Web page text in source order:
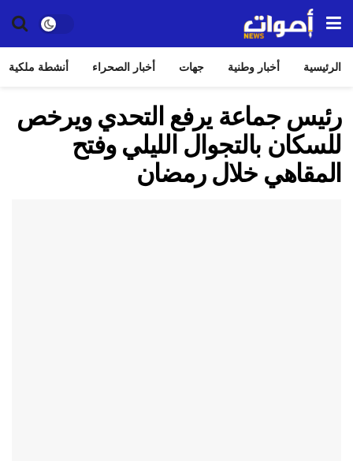
الرئيسية أخبار وطنية جهات أخبار الصحراء أنشطة ملكية
رئيس جماعة يرفع التحدي ويرخص
للسكان بالتجوال الليلي وفتح
المقاهي خلال رمضان